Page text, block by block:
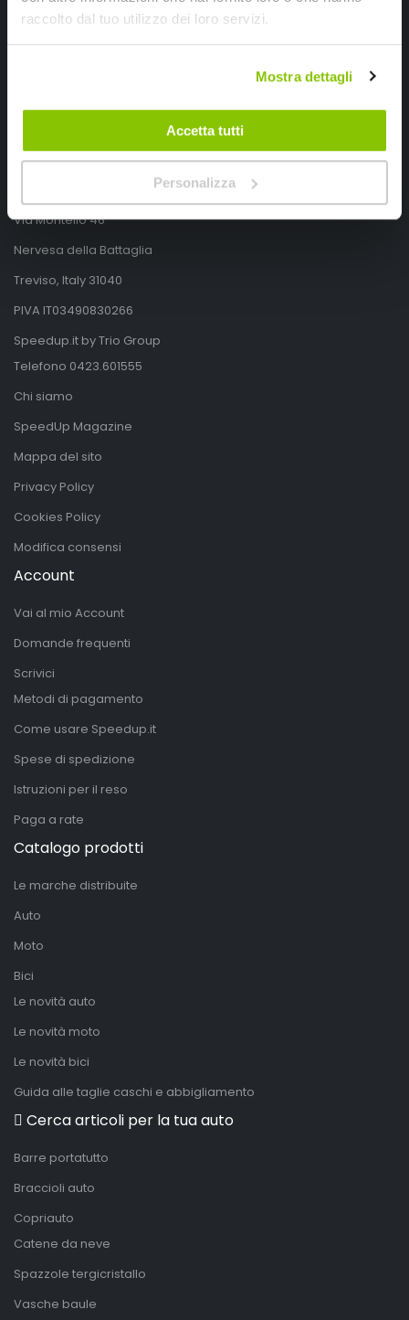
raccolto dal tuo utilizzo dei loro servizi.
Mostra dettagli
Accetta tutti
Personalizza
Via Montello 46
Nervesa della Battaglia
Treviso, Italy 31040
PIVA IT03490830266
Speedup.it by Trio Group
Telefono 0423.601555
Chi siamo
SpeedUp Magazine
Mappa del sito
Privacy Policy
Cookies Policy
Modifica consensi
Account
Vai al mio Account
Domande frequenti
Scrivici
Metodi di pagamento
Come usare Speedup.it
Spese di spedizione
Istruzioni per il reso
Paga a rate
Catalogo prodotti
Le marche distribuite
Auto
Moto
Bici
Le novità auto
Le novità moto
Le novità bici
Guida alle taglie caschi e abbigliamento
Cerca articoli per la tua auto
Barre portatutto
Braccioli auto
Copriauto
Catene da neve
Spazzole tergicristallo
Vasche baule